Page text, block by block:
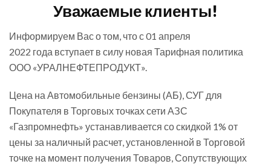
Уважаемые клиенты!
Информируем Вас о том, что с 01 апреля
2022 года вступает в силу новая Тарифная политика
ООО «УРАЛНЕФТЕПРОДУКТ».
Цена на Автомобильные бензины (АБ), СУГ для
Покупателя в Торговых точках сети АЗС
«Газпромнефть» устанавливается со скидкой 1% от
цены за наличный расчет, установленной в Торговой
точке на момент получения Товаров, Сопутствующих